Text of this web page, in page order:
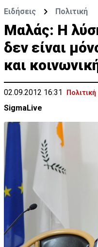
Ειδήσεις Πολιτική
Μαλάς: Η
δεν είναι
και
02.09.2012 16:31 Πολιτική
SigmaLive